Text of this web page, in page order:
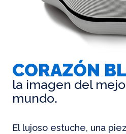
CORAZÓN
la imagen del
mundo.
El lujoso estuche, una